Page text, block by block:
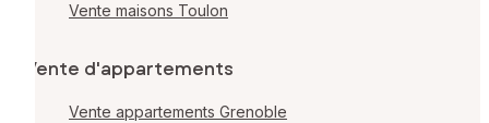
Vente maisons Toulon
Vente d'appartements
Vente appartements Grenoble